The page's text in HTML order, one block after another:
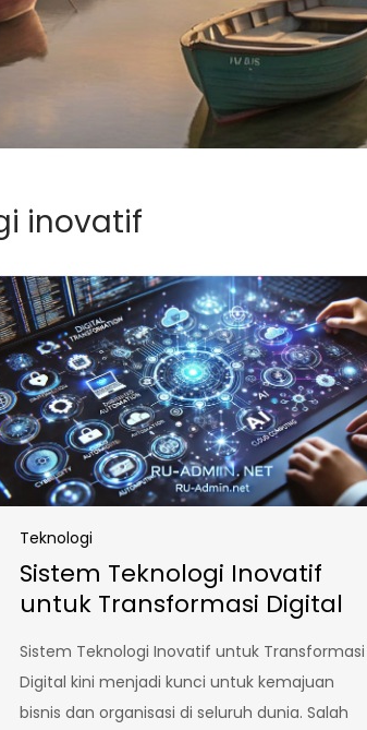
inovatif
Teknologi
Sistem Teknologi Inovatif
untuk Transformasi Digital
Sistem Teknologi Inovatif untuk Transformasi
Digital kini menjadi kunci untuk kemajuan
bisnis dan organisasi di seluruh dunia. Salah